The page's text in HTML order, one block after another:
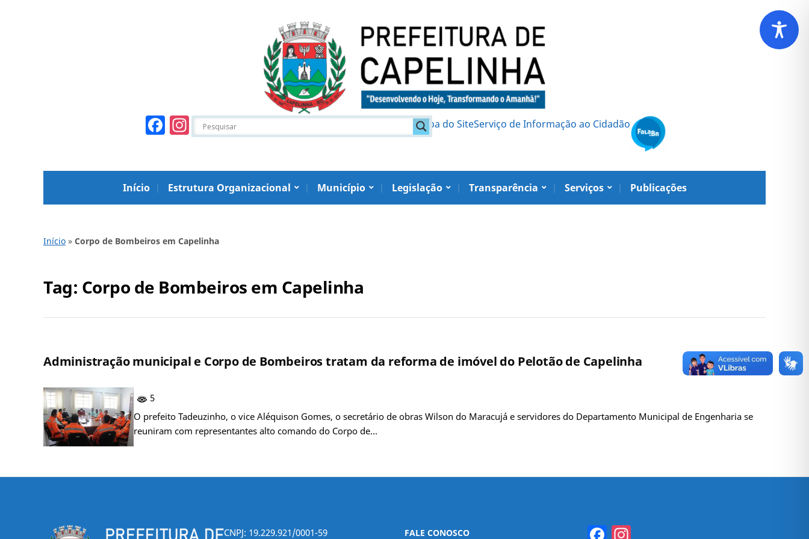
Facebook
Instagram Mapa do SiteServiço de Informação ao Cidadão
Início Estrutura Organizacional Município Legislação Transparência Serviços Publicações
Início » Corpo de Bombeiros em Capelinha
Tag: Corpo de Bombeiros em Capelinha
Administração municipal e Corpo de Bombeiros tratam da reforma de imóvel do Pelotão de Capelinha
5
O prefeito Tadeuzinho, o vice Aléquison Gomes, o secretário de obras Wilson do Maracujá e servidores do Departamento Municipal de Engenharia se
reuniram com representantes alto comando do Corpo de…
CNPJ: 19.229.921/0001-59 FALE CONOSCO